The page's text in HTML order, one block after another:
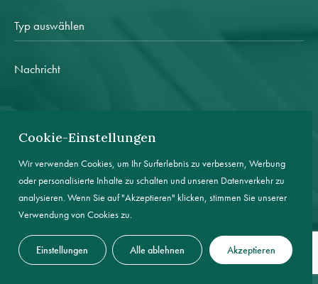
Cookie-Einstellungen
Wir verwenden Cookies, um Ihr Surferlebnis zu verbessern, Werbung
oder personalisierte Inhalte zu schalten und unseren Datenverkehr zu
analysieren. Wenn Sie auf "Akzeptieren" klicken, stimmen Sie unserer
Verwendung von Cookies zu.
Einstellungen Alle ablehnen Akzeptieren
Ich akzeptiere die Bedingungen und Konditionen, die in der
Datenschutzbestimmungen